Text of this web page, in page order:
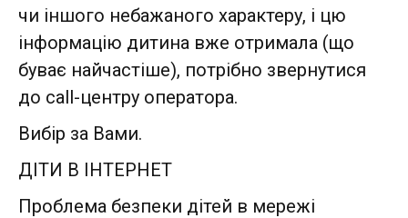
чи іншого небажаного характеру, і цю
інформацію дитина вже отримала (що
буває найчастіше), потрібно звернутися
до call-центру оператора.
Вибір за Вами.
ДІТИ В ІНТЕРНЕТ
Проблема безпеки дітей в мережі